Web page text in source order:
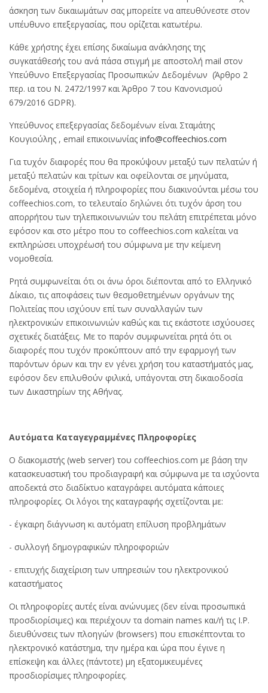
άσκηση των δικαιωµάτων σας µπορείτε να απευθύνεστε στoν
υπέυθυνο επεξεργασίας, που ορίζεται κατωτέρω.
Κάθε χρήστης έχει επίσης δικαίωμα ανάκλησης της
συγκατάθεσής του ανά πάσα στιγμή με αποστολή mail στον
Υπεύθυνο Επεξεργασίας Προσωπικών Δεδομένων (Άρθρο 2
περ. ια του Ν. 2472/1997 και Άρθρο 7 του Κανονισμού
679/2016 GDPR).
Υπεύθυνος επεξεργασίας δεδομένων είναι Σταμάτης
Κουγιούλης , email επικοινωνίας info@coffeechios.com
Για τυχόν διαφορές που θα προκύψουν μεταξύ των πελατών ή
μεταξύ πελατών και τρίτων και οφείλονται σε μηνύματα,
δεδομένα, στοιχεία ή πληροφορίες που διακινούνται μέσω του
coffeechios.com, το τελευταίο δηλώνει ότι τυχόν άρση του
απορρήτου των τηλεπικοινωνιών του πελάτη επιτρέπεται μόνο
εφόσον και στο μέτρο που το coffeechios.com καλείται να
εκπληρώσει υποχρέωσή του σύμφωνα με την κείμενη
νομοθεσία.
Ρητά συμφωνείται ότι οι άνω όροι διέπονται από το Ελληνικό
Δίκαιο, τις αποφάσεις των θεσμοθετημένων οργάνων της
Πολιτείας που ισχύουν επί των συναλλαγών των
ηλεκτρονικών επικοινωνιών καθώς και τις εκάστοτε ισχύουσες
σχετικές διατάξεις. Με το παρόν συµφωνείται ρητά ότι οι
διαφορές που τυχόν προκύπτουν από την εφαρµογή των
παρόντων όρων και την εν γένει χρήση του καταστήματός μας,
εφόσον δεν επιλυθούν φιλικά, υπάγονται στη δικαιοδοσία
των Δικαστηρίων της Αθήνας.
Αυτόματα Καταγεγραμμένες Πληροφορίες
Ο διακομιστής (web server) του coffeechios.com με βάση την
κατασκευαστική του προδιαγραφή και σύμφωνα με τα ισχύοντα
αποδεκτά στο διαδίκτυο καταγράφει αυτόματα κάποιες
πληροφορίες. Οι λόγοι της καταγραφής σχετίζονται με:
- έγκαιρη διάγνωση κι αυτόματη επίλυση προβλημάτων
- συλλογή δημογραφικών πληροφοριών
- επιτυχής διαχείριση των υπηρεσιών του ηλεκτρονικού
καταστήματος
Οι πληροφορίες αυτές είναι ανώνυμες (δεν είναι προσωπικά
προσδιορίσιμες) και περιέχουν τα domain names και/ή τις I.P.
διευθύνσεις των πλοηγών (browsers) που επισκέπτονται το
ηλεκτρονικό κατάστημα, την ημέρα και ώρα που έγινε η
επίσκεψη και άλλες (πάντοτε) μη εξατομικευμένες
προσδιορίσιμες πληροφορίες.